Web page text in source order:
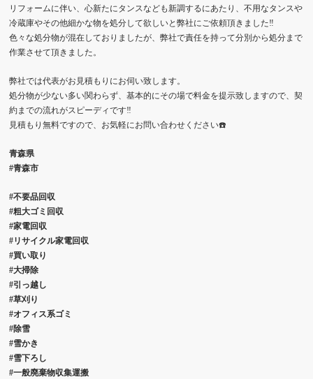
リフォームに伴い、心新たにタンスなども新調するにあたり、不用なタンスや
冷蔵庫やその他細かな物を処分して欲しいと弊社にご依頼頂きました‼️
色々な処分物が混在しておりましたが、弊社で責任を持って分別から処分まで
作業させて頂きました。
弊社では代表がお見積もりにお伺い致します。
処分物が少ない多い関わらず、基本的にその場で料金を提示致しますので、契
約までの流れがスピーディです‼️
見積もり無料ですので、お気軽にお問い合わせください☎️
青森県
#青森市
#不要品回収
#粗大ゴミ回収
#家電回収
#リサイクル家電回収
#買い取り
#大掃除
#引っ越し
#草刈り
#オフィス系ゴミ
#除雪
#雪かき
#雪下ろし
#一般廃棄物収集運搬